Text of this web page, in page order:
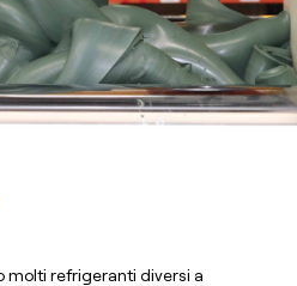
molti refrigeranti diversi a